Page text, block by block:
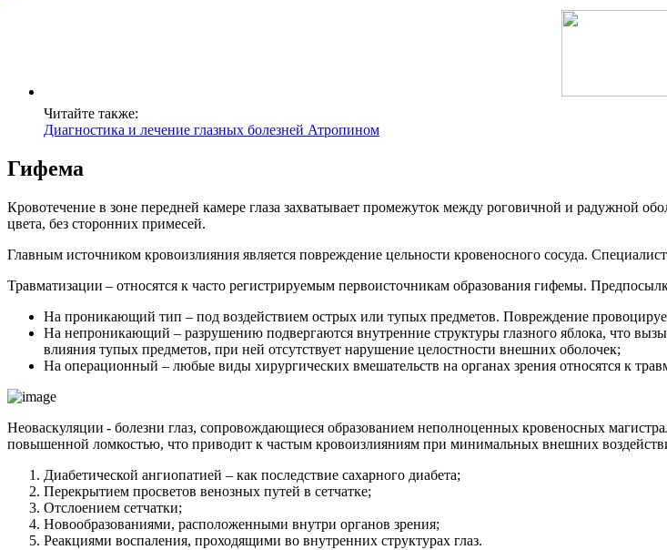
Читайте также:
Диагностика и лечение глазных болезней Атропином
Гифема
Кровотечение в зоне передней камере глаза захватывает промежуток между роговичной и радужной
цвета, без сторонних примесей.
Главным источником кровоизлияния является повреждение цельности кровеносного сосуда.
Травматизации – относятся к часто регистрируемым первоисточникам образования гифемы.
На проникающий тип – под воздействием острых или тупых предметов. Повреждение
На непроникающий – разрушению подвергаются внутренние структуры глазного яблока, что
влияния тупых предметов, при ней отсутствует нарушение целостности внешних оболочек;
На операционный – любые виды хирургических вмешательств на органах зрения относятся к
Неоваскуляции - болезни глаз, сопровождающиеся образованием неполноценных кровеносных
повышенной ломкостью, что приводит к частым кровоизлияниям при минимальных внешних
Диабетической ангиопатией – как последствие сахарного диабета;
Перекрытием просветов венозных путей в сетчатке;
Отслоением сетчатки;
Новообразованиями, расположенными внутри органов зрения;
Реакциями воспаления, проходящими во внутренних структурах глаз.